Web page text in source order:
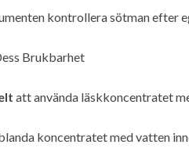
kontrollera sötman efter
Brukbarhet
att använda läskkoncentratet
koncentratet med vatten